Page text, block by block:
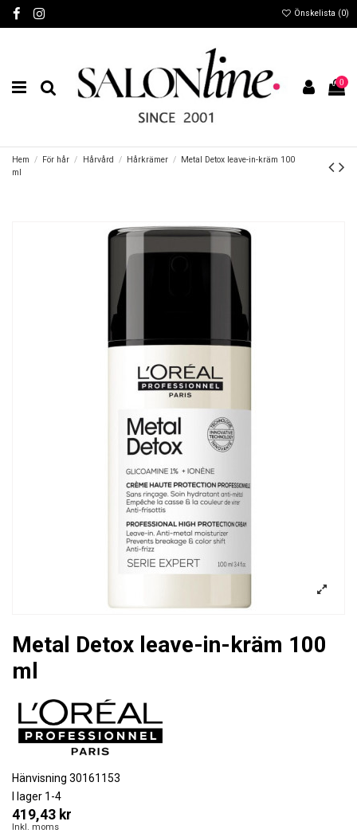
Önskelista (0)
0
Hem För hår Hårvård Hårkrämer
Metal Detox leave-in-kräm 100
ml
Metal Detox leave-in-kräm 100
ml
Hänvisning 30161153
I lager 1-4
419,43 kr
Inkl. moms